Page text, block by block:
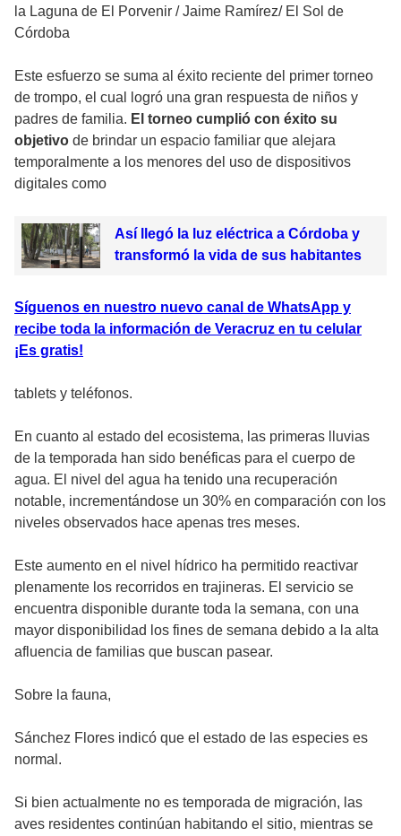
la Laguna de El Porvenir / Jaime Ramírez/ El Sol de
Córdoba
Este esfuerzo se suma al éxito reciente del primer torneo
de trompo, el cual logró una gran respuesta de niños y
padres de familia. El torneo cumplió con éxito su
objetivo de brindar un espacio familiar que alejara
temporalmente a los menores del uso de dispositivos
digitales como
Así llegó la luz eléctrica a Córdoba y
transformó la vida de sus habitantes
Síguenos en nuestro nuevo canal de WhatsApp y
recibe toda la información de Veracruz en tu celular
¡Es gratis!
tablets y teléfonos.
En cuanto al estado del ecosistema, las primeras lluvias
de la temporada han sido benéficas para el cuerpo de
agua. El nivel del agua ha tenido una recuperación
notable, incrementándose un 30% en comparación con los
niveles observados hace apenas tres meses.
Este aumento en el nivel hídrico ha permitido reactivar
plenamente los recorridos en trajineras. El servicio se
encuentra disponible durante toda la semana, con una
mayor disponibilidad los fines de semana debido a la alta
afluencia de familias que buscan pasear.
Sobre la fauna,
Sánchez Flores indicó que el estado de las especies es
normal.
Si bien actualmente no es temporada de migración, las
aves residentes continúan habitando el sitio, mientras se